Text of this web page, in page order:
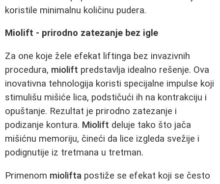
koristile minimalnu količinu pudera.
Miolift - prirodno zatezanje bez igle
Za one koje žele efekat liftinga bez invazivnih
procedura, miolift predstavlja idealno rešenje. Ova
inovativna tehnologija koristi specijalne impulse koji
stimulišu mišiće lica, podstičući ih na kontrakciju i
opuštanje. Rezultat je prirodno zatezanje i
podizanje kontura. Miolift deluje tako što jača
mišićnu memoriju, čineći da lice izgleda svežije i
podignutije iz tretmana u tretman.
Primenom miolifta postiže se efekat koji se često